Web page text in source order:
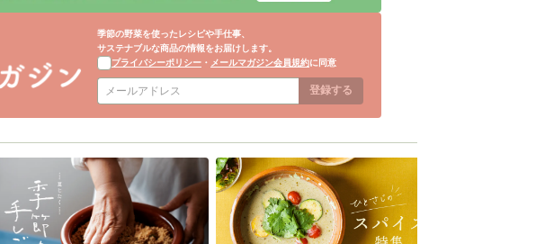
季節の野菜を使ったレシピや手仕事、
サステナブルな商品の情報をお届けします。
プライバシーポリシー ・ メールマガジン会員規約に同意
登録する